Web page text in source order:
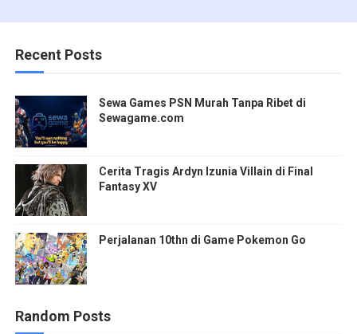
Recent Posts
Sewa Games PSN Murah Tanpa Ribet di
Sewagame.com
Cerita Tragis Ardyn Izunia Villain di Final
Fantasy XV
Perjalanan 10thn di Game Pokemon Go
Random Posts